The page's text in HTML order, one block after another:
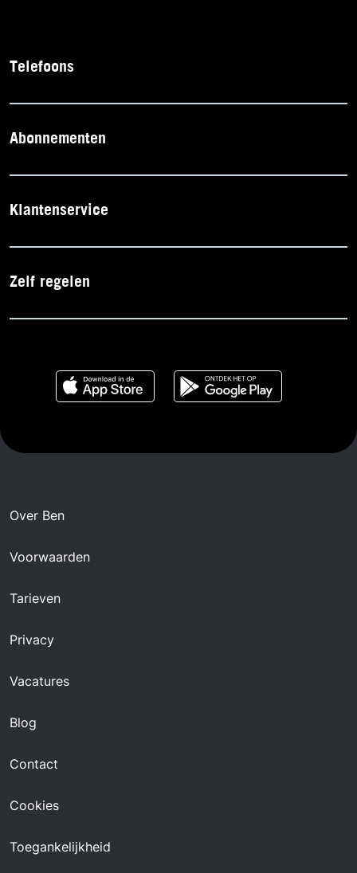
Telefoons
Abonnementen
Klantenservice
Zelf regelen
Over Ben
Voorwaarden
Tarieven
Privacy
Vacatures
Blog
Contact
Cookies
Toegankelijkheid